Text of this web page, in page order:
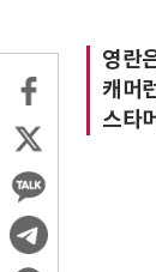
영란
캐머
스타